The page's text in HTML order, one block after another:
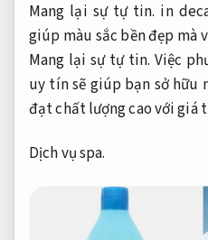
Mang lại sự tự tin. in
giúp màu sắc bền đẹp mà
Mang lại sự tự tin. Việc
uy tín sẽ giúp bạn sở hữu
đạt chất lượng cao với giá
Dịch vụ spa.